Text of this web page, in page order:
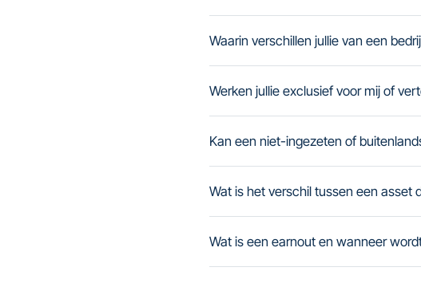
Waarin verschillen jullie van een
Werken jullie exclusief voor mij of
Kan een niet-ingezeten of
Wat is het verschil tussen een asset
Wat is een earnout en wanneer